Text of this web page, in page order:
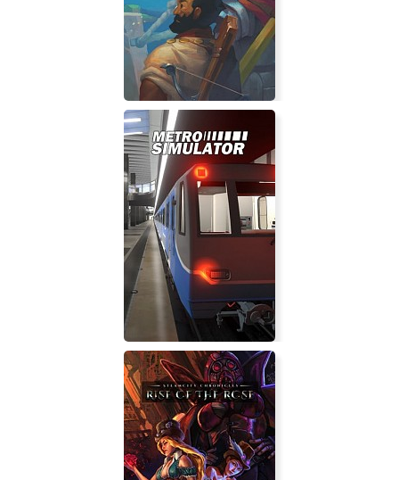
Worlds
Horizon's Gate